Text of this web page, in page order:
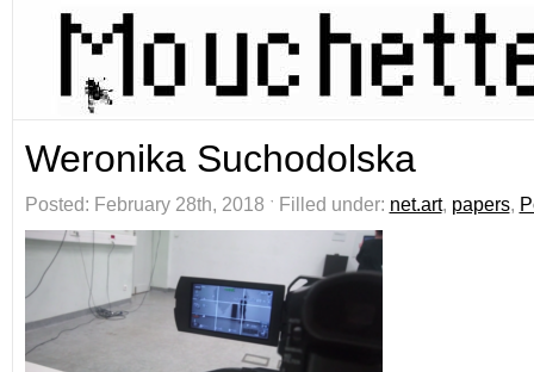
Weronika Suchodolska
Posted: February 28th, 2018 ˑ Filled under: net.art, papers,